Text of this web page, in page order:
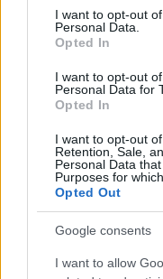
consent section.
I want to opt-out
Personal Data.
Opted In
I want to opt-out
Personal Data for
Opted In
I want to opt-out
Retention, Sale,
Personal Data
Purposes for
Opted Out
Google consents
I want to allow